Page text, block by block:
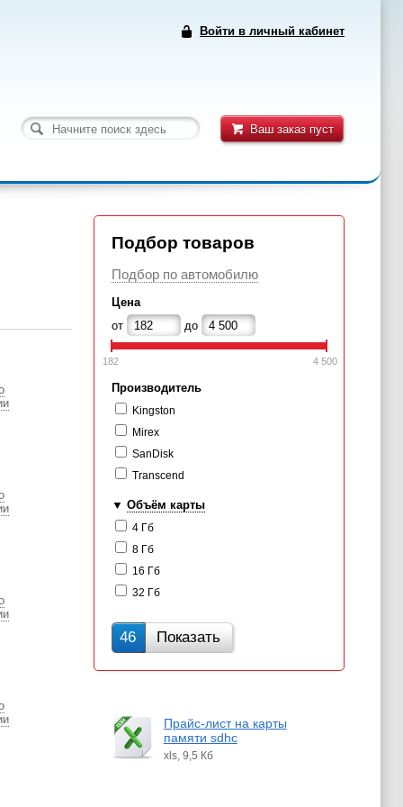
Войти в личный кабинет
Ваш заказ пуст
Подбор товаров
Подбор по автомобилю
Цена
от
до
182 4 500
Производитель
Kingston
Mirex
SanDisk
Transcend
Объём карты
4 Гб
8 Гб
16 Гб
32 Гб
46 Показать
Прайс-лист на карты
памяти sdhc
xls, 9,5 Кб